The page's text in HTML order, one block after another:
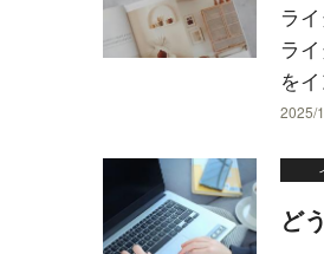
ラ
ラ
を
2025/
ど